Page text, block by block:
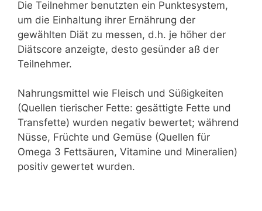
Die Teilnehmer benutzten ein Punktesystem,
um die Einhaltung ihrer Ernährung der
gewählten Diät zu messen, d.h. je höher der
Diätscore anzeigte, desto gesünder aß der
Teilnehmer.
Nahrungsmittel wie Fleisch und Süßigkeiten
(Quellen tierischer Fette: gesättigte Fette und
Transfette) wurden negativ bewertet; während
Nüsse, Früchte und Gemüse (Quellen für
Omega 3 Fettsäuren, Vitamine und Mineralien)
positiv gewertet wurden.